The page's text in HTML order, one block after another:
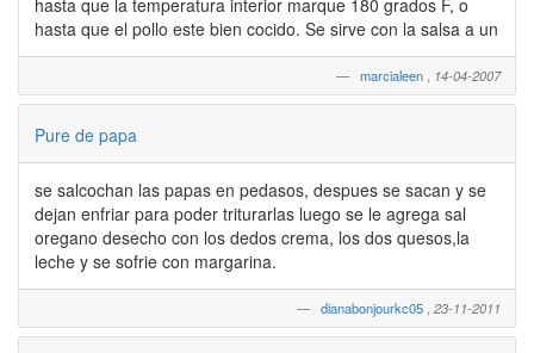
hasta que la temperatura interior marque 180 grados F, o
hasta que el pollo este bien cocido. Se sirve con la salsa a un
marcialeen 14-04-2007
Pure de papa
se salcochan las papas en pedasos, despues se sacan y se
dejan enfriar para poder triturarlas luego se le agrega sal
oregano desecho con los dedos crema, los dos quesos,la
leche y se sofrie con margarina.
dianabonjourkc05 23-11-2011